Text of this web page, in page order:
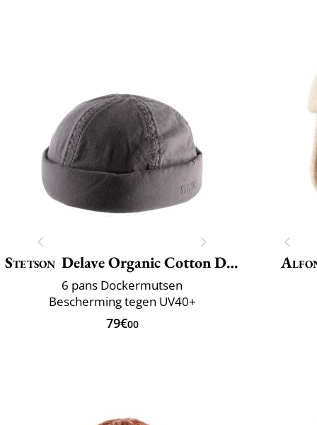
Stetson Delave Organic Cotton Docker
6 pans Dockermutsen
Bescherming tegen UV40+
79€00